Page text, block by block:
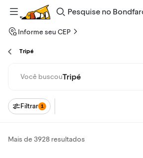
Pesquise
Bondfaro
Informe seu CEP
Tripé
Você buscouTripé
Filtrar 1
Mais de 3928 resultados